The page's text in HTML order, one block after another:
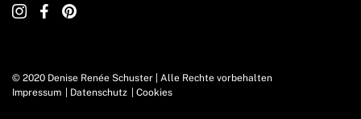
© 2020 Denise Renée Schuster | Alle Rechte vorbehalten
Impressum
Datenschutz Cookies